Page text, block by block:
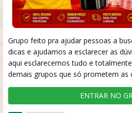
Grupo feito pra ajudar pessoas a
dicas e ajudamos a esclarecer as
aqui esclarecemos tudo e
demais grupos que só prometem as
ENTRAR NO